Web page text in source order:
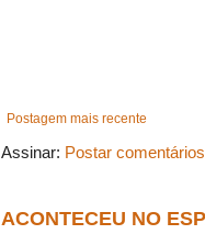
Postagem mais recente
Assinar: Postar
ACONTECEU NO